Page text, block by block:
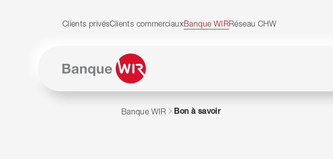
Clients privésClients commerciauxBanque WIRRéseau CHW
Banque WIR Bon à savoir